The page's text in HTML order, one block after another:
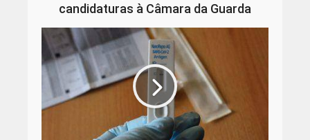
candidaturas à Câmara da Guarda